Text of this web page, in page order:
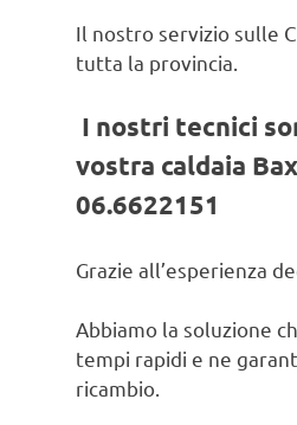
Il nostro servizio sulle
tutta la provincia.
I nostri tecnici
vostra caldaia
06.6622151
Grazie all’esperienza
Abbiamo la soluzione
tempi rapidi e ne
ricambio.